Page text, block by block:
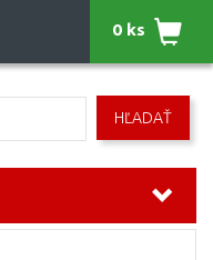
HĽADAŤ
0 ks